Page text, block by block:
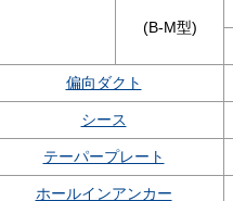
(B-M型)
偏向ダクト
シース
テーパープレート
ホールインアンカー